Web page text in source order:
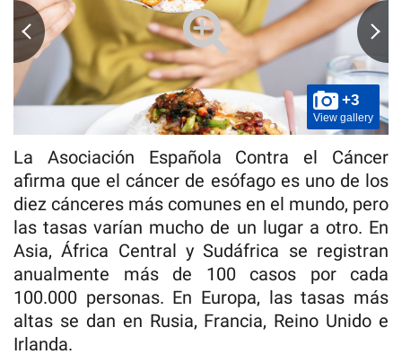
+3
View gallery
La Asociación Española Contra el Cáncer
afirma que el cáncer de esófago es uno de los
diez cánceres más comunes en el mundo, pero
las tasas varían mucho de un lugar a otro. En
Asia, África Central y Sudáfrica se registran
anualmente más de 100 casos por cada
100.000 personas. En Europa, las tasas más
altas se dan en Rusia, Francia, Reino Unido e
Irlanda.